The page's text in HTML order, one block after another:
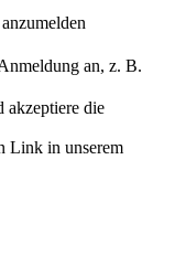
an, z. B.
akzeptiere die
Link in unserem